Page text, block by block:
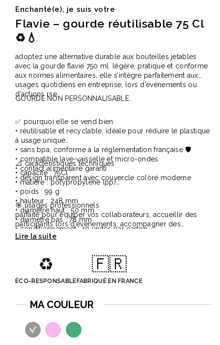
Enchanté(e), je suis votre
Flavie – gourde réutilisable 75 Cl
♻️💧
adoptez une alternative durable aux bouteilles jetables
avec la gourde flavie 750 ml. légère, pratique et conforme
aux normes alimentaires, elle s’intègre parfaitement aux
usages quotidiens en entreprise, lors d’événements ou
d’actions rse.
GOURDE NON PERSONNALISABLE.
✅ pourquoi elle se vend bien
• réutilisable et recyclable, idéale pour réduire le plastique
à usage unique
• sans bpa, conforme à la réglementation française 🛡️
• compatible lave-vaisselle et micro-ondes
• contact alimentaire garanti
• design transparent avec couvercle coloré moderne
📐 caractéristiques techniques
• capacité : 75Cl
• matière : polypropylène (pp)
• poids : 99 g
• hauteur : 248 mm
• diamètre haut : 50 mm
• diamètre bas : 78 mm
• conditionnement : 10 unités par carton
🎯 usages professionnels
parfaite pour équiper vos collaborateurs, accueillir des
participants lors d’événements, accompagner des
campagnes de sensibilisation environnementale ou
♻️
ÉCO-RESPONSABLE
🇫🇷
FABRIQUÉ EN FRANCE
MA COULEUR